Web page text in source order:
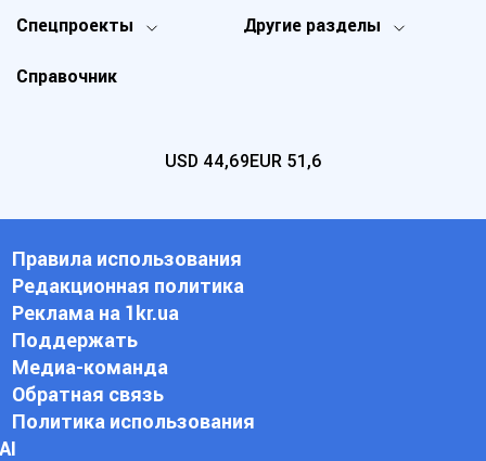
Спецпроекты Другие разделы
Справочник
USD 44,69EUR 51,6
Правила использования
Редакционная политика
Реклама на 1kr.ua
Поддержать
Медиа-команда
Обратная связь
Политика использования
АI